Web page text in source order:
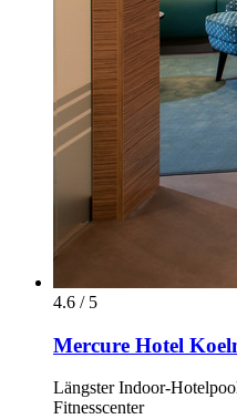
4.6 / 5
Mercure Hotel
Längster Indoor-
Fitnesscenter